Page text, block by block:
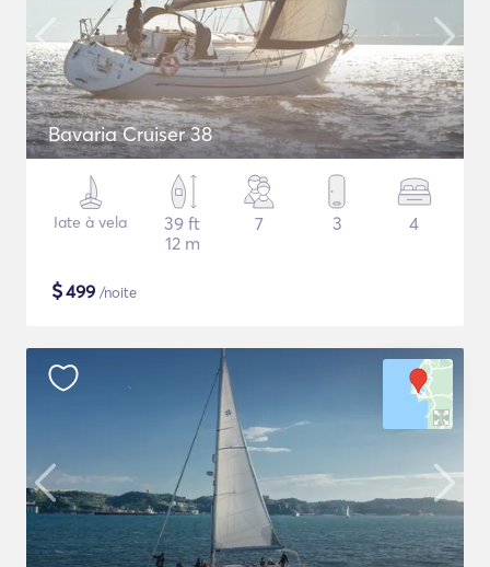
Bavaria Cruiser 38
Iate à vela
39 ft
12 m
7 3 4
$499 /noite